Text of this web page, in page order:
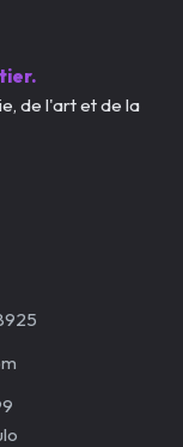
de l'art et de la